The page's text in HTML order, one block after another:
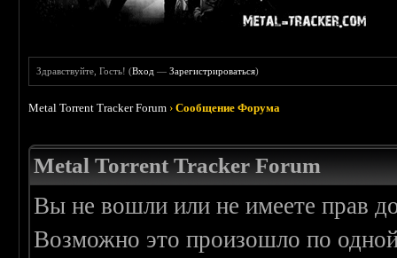
Здравствуйте, Гость! (Вход —Зарегистрироваться)
Metal Torrent Tracker Forum ›Сообщение Форума
Metal Torrent Tracker Forum
Вы не вошли или не имеете прав
Возможно это произошло по